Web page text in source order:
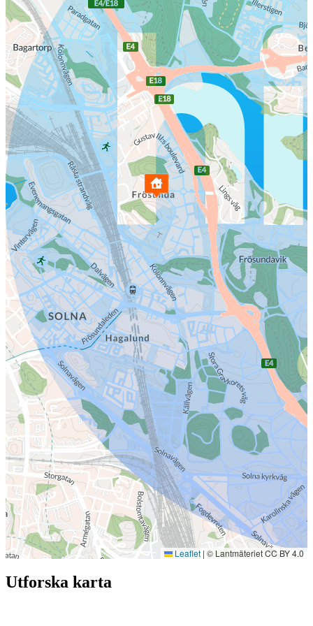
träffa dig och visa allt detta underbara hem har att erbjuda! Kontakta
ansvarig mäklare Viktor Milovanovic för vidare information samt
eventuell privatvisning, 070-982 03 82.
Leaflet | © Lantmäteriet CC BY 4.0
Utforska karta